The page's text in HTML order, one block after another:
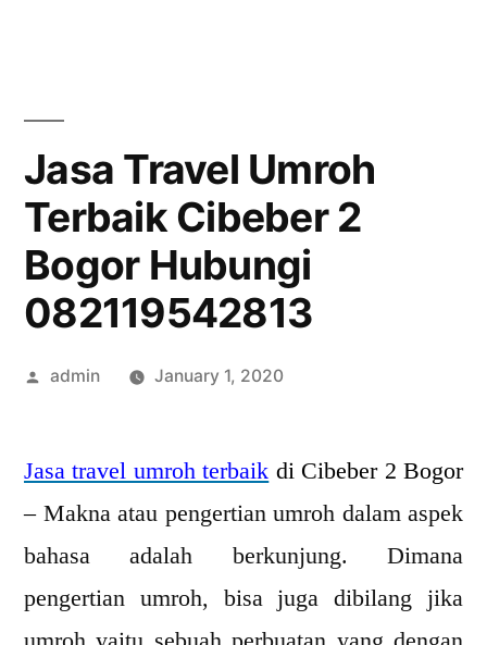
Jasa Travel Umroh
Terbaik Cibeber 2
Bogor Hubungi
082119542813
Posted
admin January 1, 2020
Jasa travel umroh terbaik di Cibeber 2 Bogor
– Makna atau pengertian umroh dalam aspek
bahasa adalah berkunjung. Dimana
pengertian umroh, bisa juga dibilang jika